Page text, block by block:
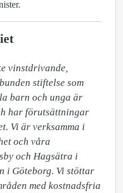
vinstdrivande,
stiftelse som
barn och unga är
har förutsättningar
Vi är verksamma i
och våra
och Hagsätra i
i Göteborg. Vi stöttar
med kostnadsfria